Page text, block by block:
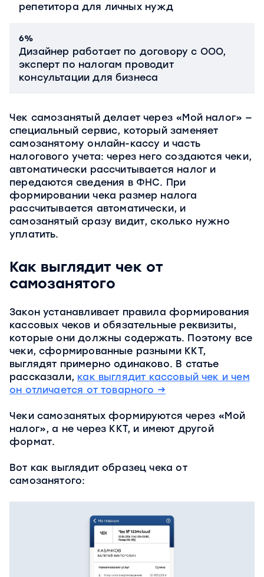
репетитора для личных нужд
6%
Дизайнер работает по договору с ООО,
эксперт по налогам проводит
консультации для бизнеса
Чек самозанятый делает через «Мой налог» —
специальный сервис, который заменяет
самозанятому онлайн-кассу и часть
налогового учета: через него создаются чеки,
автоматически рассчитывается налог и
передаются сведения в ФНС. При
формировании чека размер налога
рассчитывается автоматически, и
самозанятый сразу видит, сколько нужно
уплатить.
Как выглядит чек от
самозанятого
Закон устанавливает правила формирования
кассовых чеков и обязательные реквизиты,
которые они должны содержать. Поэтому все
чеки, сформированные разными ККТ,
выглядят примерно одинаково. В статье
рассказали, как выглядит кассовый чек и чем
он отличается от товарного →
Чеки самозанятых формируются через «Мой
налог», а не через ККТ, и имеют другой
формат.
Вот как выглядит образец чека от
самозанятого: